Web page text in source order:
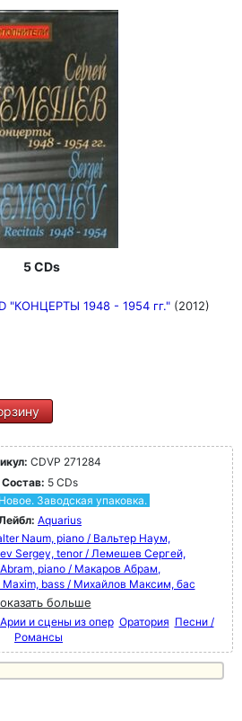
5 CDs
"КОНЦЕРТЫ 1948 - 1954 гг." (2012)
CDVP 271284
Состав: 5 CDs
Новое. Заводская упаковка.
Aquarius
Naum, piano / Вальтер Наум,
Sergey, tenor / Лемешев Сергей,
piano / Макаров Абрам,
bass / Михайлов Максим, бас
больше
Арии и сцены из опер Оратория Песни /
Романсы